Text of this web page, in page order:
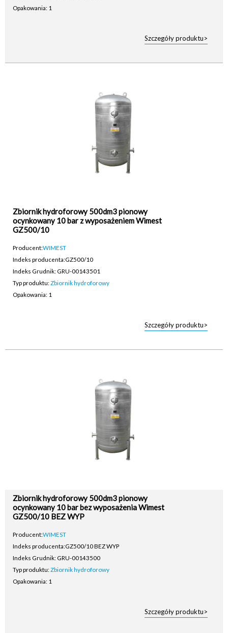
Opakowania: 1
Szczegóły produktu>
Zbiornik hydroforowy 500dm3 pionowy
ocynkowany 10 bar z wyposażeniem Wimest
GZ500/10
Producent:WIMEST
Indeks producenta:GZ500/10
Indeks Grudnik: GRU-00143501
Typ produktu:Zbiornik hydroforowy
Opakowania: 1
Szczegóły produktu>
Zbiornik hydroforowy 500dm3 pionowy
ocynkowany 10 bar bez wyposażenia Wimest
GZ500/10 BEZ WYP
Producent:WIMEST
Indeks producenta:GZ500/10 BEZ WYP
Indeks Grudnik: GRU-00143500
Typ produktu:Zbiornik hydroforowy
Opakowania: 1
Szczegóły produktu>